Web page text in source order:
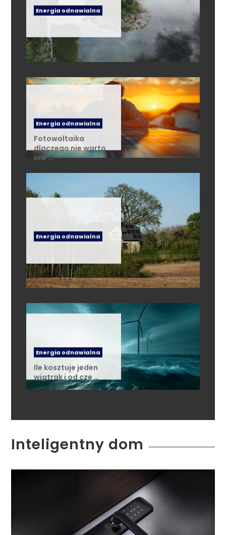
Energia odnawialna
Energia odnawialna
Fotowoltaika
dlaczego nie warto
inw …
Energia odnawialna
Energia odnawialna
Ile kosztuje jeden
wiatrak i od cze …
Inteligentny dom